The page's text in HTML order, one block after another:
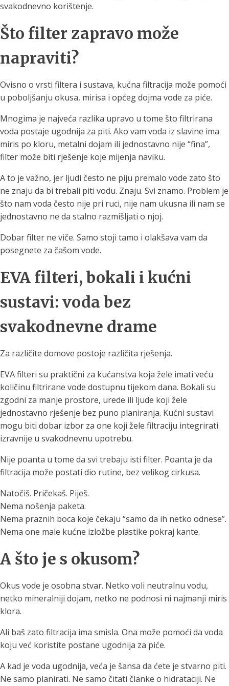
svakodnevno korištenje.
Što filter zapravo može
napraviti?
Ovisno o vrsti filtera i sustava, kućna filtracija može pomoći
u poboljšanju okusa, mirisa i općeg dojma vode za piće.
Mnogima je najveća razlika upravo u tome što filtrirana
voda postaje ugodnija za piti. Ako vam voda iz slavine ima
miris po kloru, metalni dojam ili jednostavno nije “fina”,
filter može biti rješenje koje mijenja naviku.
A to je važno, jer ljudi često ne piju premalo vode zato što
ne znaju da bi trebali piti vodu. Znaju. Svi znamo. Problem je
što nam voda često nije pri ruci, nije nam ukusna ili nam se
jednostavno ne da stalno razmišljati o njoj.
Dobar filter ne viče. Samo stoji tamo i olakšava vam da
posegnete za čašom vode.
EVA filteri, bokali i kućni
sustavi: voda bez
svakodnevne drame
Za različite domove postoje različita rješenja.
EVA filteri su praktični za kućanstva koja žele imati veću
količinu filtrirane vode dostupnu tijekom dana. Bokali su
zgodni za manje prostore, urede ili ljude koji žele
jednostavno rješenje bez puno planiranja. Kućni sustavi
mogu biti dobar izbor za one koji žele filtraciju integrirati
izravnije u svakodnevnu upotrebu.
Nije poanta u tome da svi trebaju isti filter. Poanta je da
filtracija može postati dio rutine, bez velikog cirkusa.
Natočiš. Pričekaš. Piješ.
Nema nošenja paketa.
Nema praznih boca koje čekaju “samo da ih netko odnese”.
Nema one male kućne izložbe plastike pokraj kante.
A što je s okusom?
Okus vode je osobna stvar. Netko voli neutralnu vodu,
netko mineralniji dojam, netko ne podnosi ni najmanji miris
klora.
Ali baš zato filtracija ima smisla. Ona može pomoći da voda
koju već koristite postane ugodnija za piće.
A kad je voda ugodnija, veća je šansa da ćete je stvarno piti.
Ne samo planirati. Ne samo čitati članke o hidrataciji. Ne